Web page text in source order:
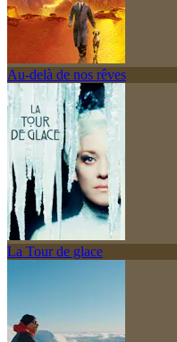
Au-delà de nos rêves
La Tour de glace